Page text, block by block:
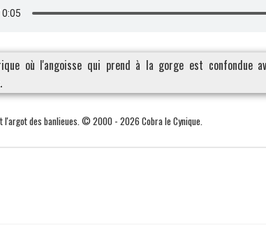
où l'angoisse qui prend à la gorge est confondue
l'argot des banlieues. © 2000 - 2026 Cobra le Cynique.